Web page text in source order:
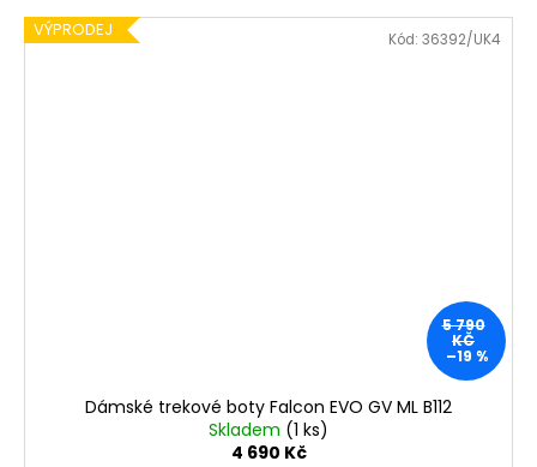
VÝPRODEJ
5 790
KČ
–19 %
Dámské trekové boty Falcon EVO GV ML B112
Skladem (1 ks)
4 690 Kč
Kód: 36392/UK4